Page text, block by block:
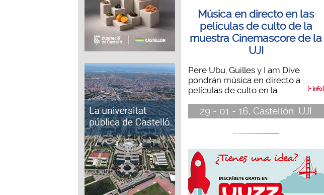
Música en directo en las
películas de culto de la
muestra Cinemascore de la
UJI
Pere Ubu, Guilles y I am Dive
pondrán música en directo a
películas de culto en la...
[+ info]
29 - 01 - 16, Castellón. UJI